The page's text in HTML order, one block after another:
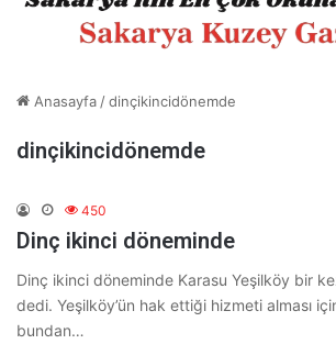
Anasayfa/dinçikincidönemde
dinçikincidönemde
450
Dinç ikinci döneminde
Dinç ikinci döneminde Karasu Yeşilköy bir
dedi. Yeşilköy’ün hak ettiği hizmeti alması
bundan…